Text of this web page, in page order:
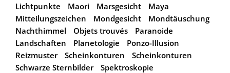
Lichtpunkte
Maori Marsgesicht
Maya
Mitteilungszeichen
Mondgesicht
Mondtäuschung
Nachthimmel
Objets trouvés
Paranoide
Landschaften
Planetologie
Ponzo-Illusion
Reizmuster
Scheinkonturen
Scheinkonturen
Schwarze Sternbilder
Spektroskopie